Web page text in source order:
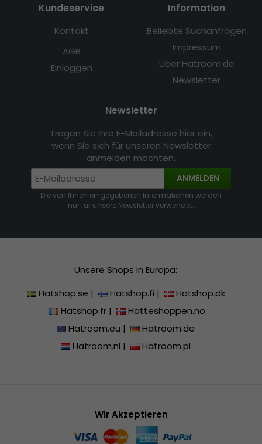
Kundeservice
Kontakt
AGB
Einloggen
Information
Beliebte Suchanfragen
Impressum
Über Hatroom.de
Newsletter
Newsletter
Tragen Sie Ihre E-Mailadresse hier ein,
wenn Sie sich für unseren Newsletter
anmelden möchten.
ANMELDEN
Die von Ihnen eingegebenen Informationen werden
nur für unsere Newsletter verwendet.
Unsere Shops in Europa:
Hatshop.se | Hatshop.fi |
Hatshop.dk
Hatshop.fr|
Hatteshoppen.no
Hatroom.eu |
Hatroom.de
Hatroom.nl | Hatroom.pl
Wir Akzeptieren